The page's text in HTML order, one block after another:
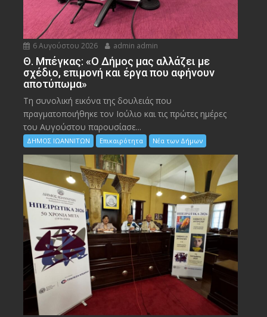
6 Αυγούστου 2026 admin admin
Θ. Μπέγκας: «Ο Δήμος μας αλλάζει με
σχέδιο, επιμονή και έργα που αφήνουν
αποτύπωμα»
Τη συνολική εικόνα της δουλειάς που
πραγματοποιήθηκε τον Ιούλιο και τις πρώτες ημέρες
του Αυγούστου παρουσίασε...
ΔΗΜΟΣ ΙΩΑΝΝΙΤΩΝ Επικαιρότητα Νέα των Δήμων